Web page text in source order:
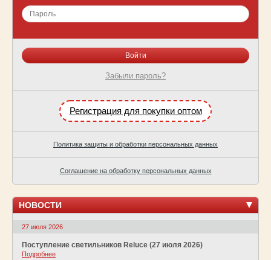
Забыли пароль?
Регистрация для покупки оптом
Политика защиты и обработки персональных данных
Соглашение на обработку персональных данных
НОВОСТИ
27 июля 2026
Поступление светильников Reluce (27 июля 2026)
Подробнее